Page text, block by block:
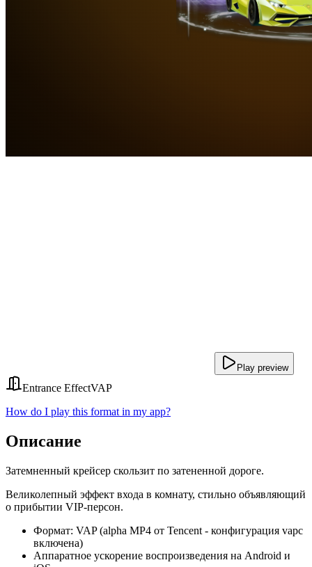
Play preview
Entrance EffectVAP
How do I play this format in my app?
Описание
Затемненный крейсер скользит по затененной дороге.
Великолепный эффект входа в комнату, стильно объявляющий
о прибытии VIP-персон.
Формат: VAP (alpha MP4 от Tencent - конфигурация vapc
включена)
Аппаратное ускорение воспроизведения на Android и